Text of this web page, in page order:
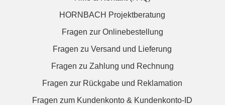
HORNBACH Projektberatung
Fragen zur Onlinebestellung
Fragen zu Versand und Lieferung
Fragen zu Zahlung und Rechnung
Fragen zur Rückgabe und Reklamation
Fragen zum Kundenkonto & Kundenkonto-ID